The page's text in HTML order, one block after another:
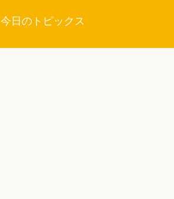
今日のトピックス